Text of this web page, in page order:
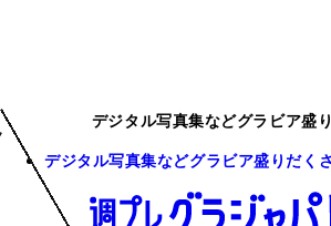
デジタル写真集などグラビア盛
デジタル写真集などグラビア盛りだく